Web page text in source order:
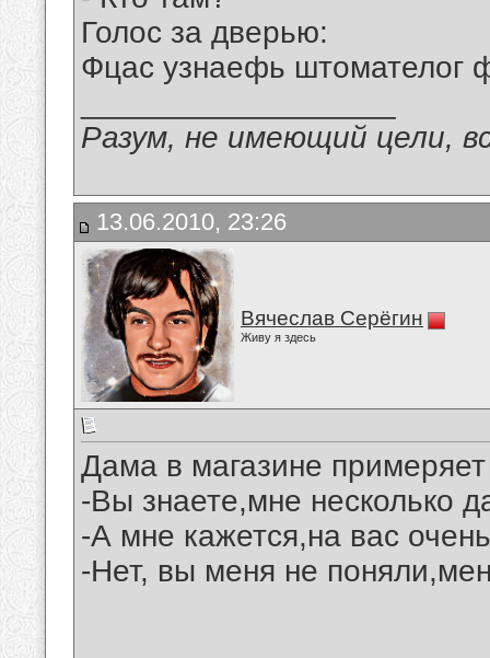
Голос за дверью:
Фцас узнаефь штомателог
Разум, не имеющий цели,
13.06.2010, 23:26
Вячеслав Серёгин
Живу я здесь
Дама в магазине
-Вы знаете,мне несколько
-А мне кажется,на вас
-Нет, вы меня не